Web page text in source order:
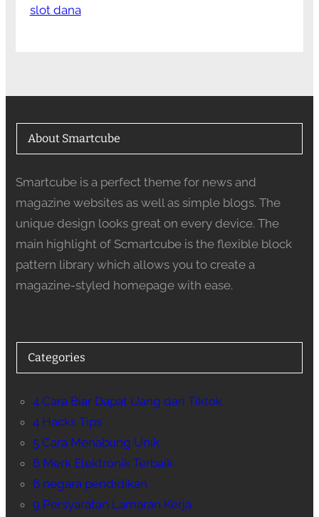
slot dana
About Smartcube
Smartcube is a perfect theme for news and
magazine websites as well as simple blogs. The
unique design looks great on every device. The
main highlight of Scmartcube is the flexible block
pattern library which allows you to create a
magazine-styled homepage with ease.
Categories
4 Cara Biar Dapat Uang dari Tiktok
4 Hacks Tips
5 Cara Menabung Unik
6 Merk Elektronik Terbaik
6 negara pendidikan
9 Persyaratan Lamaran Kerja